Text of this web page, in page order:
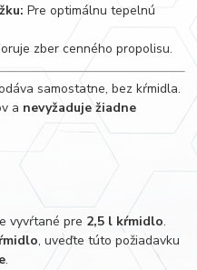
Pre optimálnu tepelnú
zber cenného propolisu.
samostatne, bez kŕmidla.
a nevyžaduje žiadne
vyvŕtané pre 2,5 l kŕmidlo.
, uveďte túto požiadavku
.